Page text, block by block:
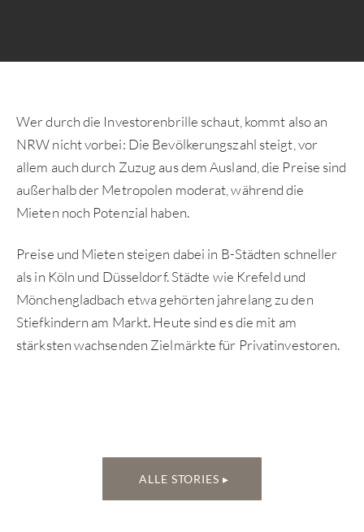
Wer durch die Investorenbrille schaut, kommt also an
NRW nicht vorbei: Die Bevölkerungszahl steigt, vor
allem auch durch Zuzug aus dem Ausland, die Preise sind
außerhalb der Metropolen moderat, während die
Mieten noch Potenzial haben.
Preise und Mieten steigen dabei in B-Städten schneller
als in Köln und Düsseldorf. Städte wie Krefeld und
Mönchengladbach etwa gehörten jahrelang zu den
Stiefkindern am Markt. Heute sind es die mit am
stärksten wachsenden Zielmärkte für Privatinvestoren.
ALLE STORIES ▸